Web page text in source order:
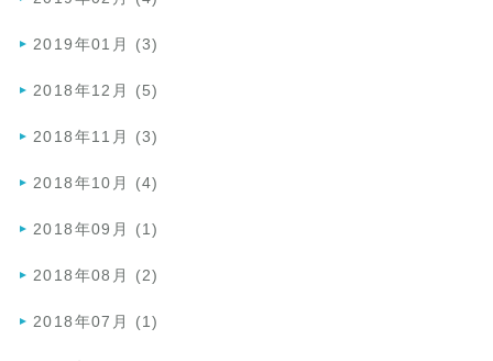
2019年01月 (3)
2018年12月 (5)
2018年11月 (3)
2018年10月 (4)
2018年09月 (1)
2018年08月 (2)
2018年07月 (1)